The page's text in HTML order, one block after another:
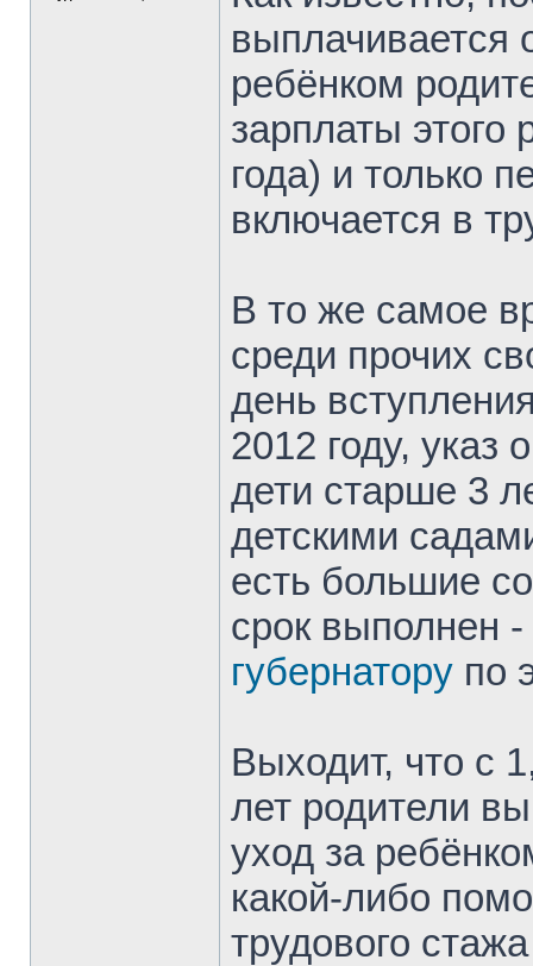
ребёнком
зарплаты
года) и только
включается в
В то же самое
среди прочих
день
2012 году, указ
дети старше 3
детскими
есть большие
срок выполнен
губернатору по
Выходит, что с
лет родители
уход за
какой-либо
трудового